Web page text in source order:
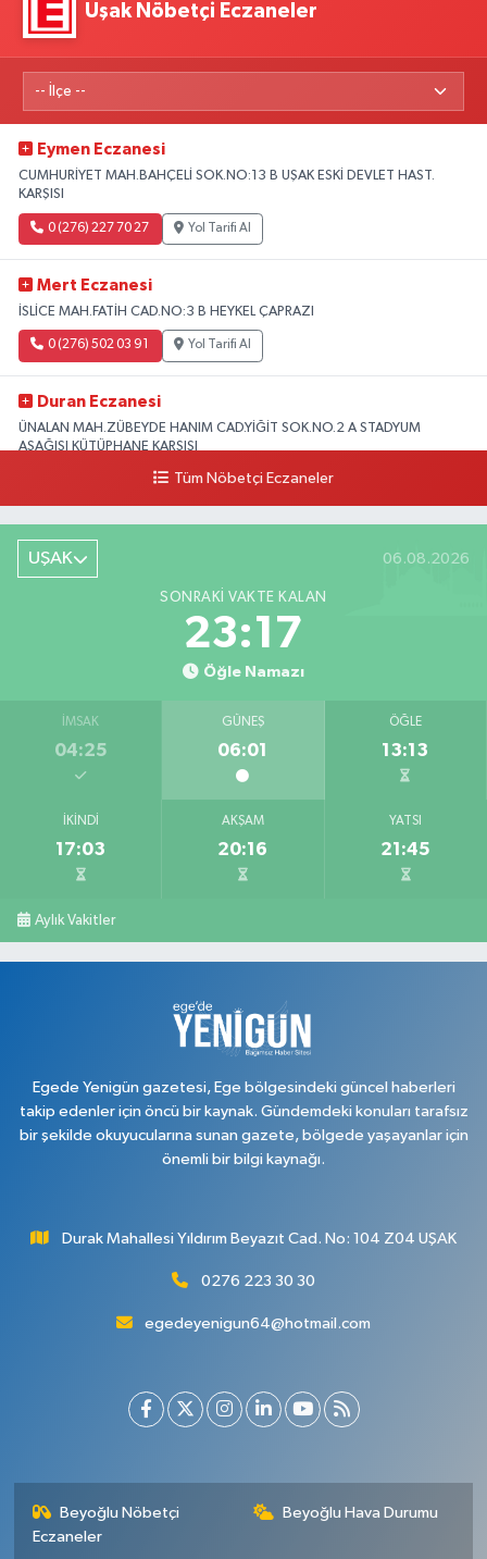
Uşak Nöbetçi Eczaneler
Eymen Eczanesi
CUMHURİYET MAH.BAHÇELİ SOK.NO:13 B UŞAK ESKİ DEVLET HAST.
KARŞISI
0 (276) 227 70 27 Yol Tarifi Al
Mert Eczanesi
İSLİCE MAH.FATİH CAD.NO:3 B HEYKEL ÇAPRAZI
0 (276) 502 03 91 Yol Tarifi Al
Duran Eczanesi
ÜNALAN MAH.ZÜBEYDE HANIM CAD.YİĞİT SOK.NO.2 A STADYUM
AŞAĞISI KÜTÜPHANE KARŞISI
Yol Tarifi Al
Tüm Nöbetçi Eczaneler
UŞAK 06.08.2026
SONRAKI VAKTE KALAN
23:16
Öğle Namazı
İMSAK
04:25
GÜNEŞ
06:01
ÖĞLE
13:13
İKINDI
17:03
AKŞAM
20:16
YATSI
21:45
Aylık Vakitler
Egede Yenigün gazetesi, Ege bölgesindeki güncel haberleri
takip edenler için öncü bir kaynak. Gündemdeki konuları tarafsız
bir şekilde okuyucularına sunan gazete, bölgede yaşayanlar için
önemli bir bilgi kaynağı.
Durak Mahallesi Yıldırım Beyazıt Cad. No: 104 Z04 UŞAK
0276 223 30 30
egedeyenigun64@hotmail.com
Beyoğlu Nöbetçi
Eczaneler
Beyoğlu Hava Durumu